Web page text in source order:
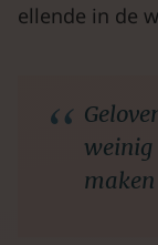
ellende in de
weinig
maken